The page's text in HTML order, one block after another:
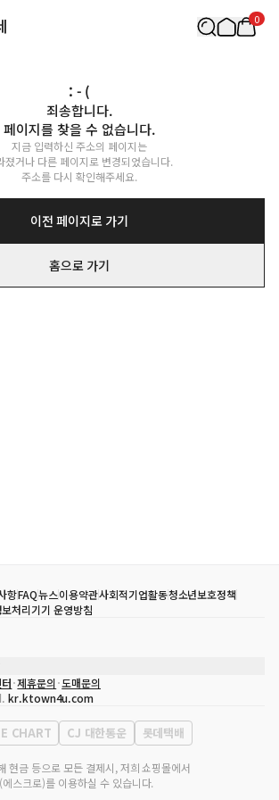
0
: - (
죄송합니다.
페이지를 찾을 수 없습니다.
지금 입력하신 주소의 페이지는
졌거나 다른 페이지로 변경되었습니다.
주소를 다시 확인해주세요.
이전 페이지로 가기
홈으로 가기
항FAQ뉴스이용약관사회적기업활동청소년보호정책
처리기기 운영방침
민
87-71116
서울강남-02223
552-9855
제휴문의 도매문의
kr.ktown4u.com
CHART CJ 대한통운 롯데택배
현금 등으로 모든 결제시, 저희 쇼핑몰에서
스크로)를 이용하실 수 있습니다.